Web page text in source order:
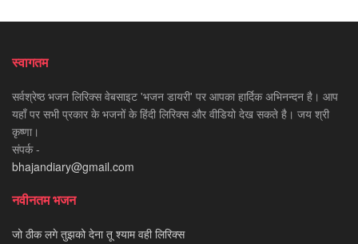
स्वागतम
सर्वश्रेष्ठ भजन लिरिक्स वेबसाइट 'भजन डायरी' पर आपका हार्दिक अभिनन्दन है। आप
यहाँ पर सभी प्रकार के भजनों के हिंदी लिरिक्स और वीडियो देख सकते है। जय श्री
कृष्णा।
संपर्क -
bhajandiary@gmail.com
नवीनतम भजन
जो ठीक लगे तुझको देना तू श्याम वही लिरिक्स